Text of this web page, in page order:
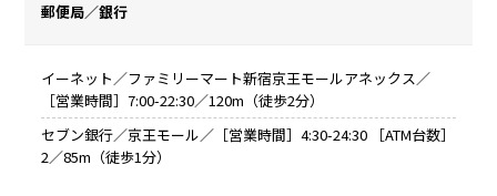
郵便局／銀行
イーネット／ファミリーマート新宿京王モールアネックス／
［営業時間］7:00-22:30／120m（徒歩2分）
セブン銀行／京王モール／［営業時間］4:30-24:30 ［ATM台数］
2／85m（徒歩1分）